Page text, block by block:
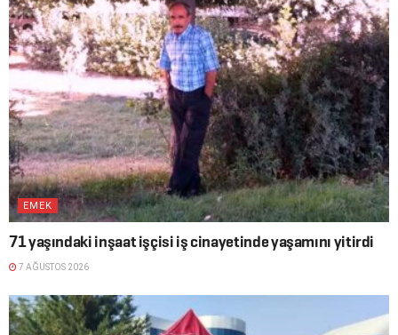
EMEK
71 yaşındaki inşaat işçisi iş cinayetinde yaşamını yitirdi
7 AĞUSTOS 2026